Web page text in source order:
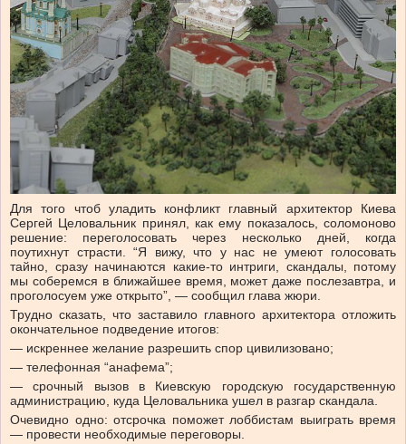
Для того чтоб уладить конфликт главный архитектор Киева
Сергей Целовальник принял, как ему показалось, соломоново
решение: переголосовать через несколько дней, когда
поутихнут страсти. “Я вижу, что у нас не умеют голосовать
тайно, сразу начинаются какие-то интриги, скандалы, потому
мы соберемся в ближайшее время, может даже послезавтра, и
проголосуем уже открыто”, — сообщил глава жюри.
Трудно сказать, что заставило главного архитектора отложить
окончательное подведение итогов:
— искреннее желание разрешить спор цивилизовано;
— телефонная “анафема”;
— срочный вызов в Киевскую городскую государственную
администрацию, куда Целовальника ушел в разгар скандала.
Очевидно одно: отсрочка поможет лоббистам выиграть время
— провести необходимые переговоры.